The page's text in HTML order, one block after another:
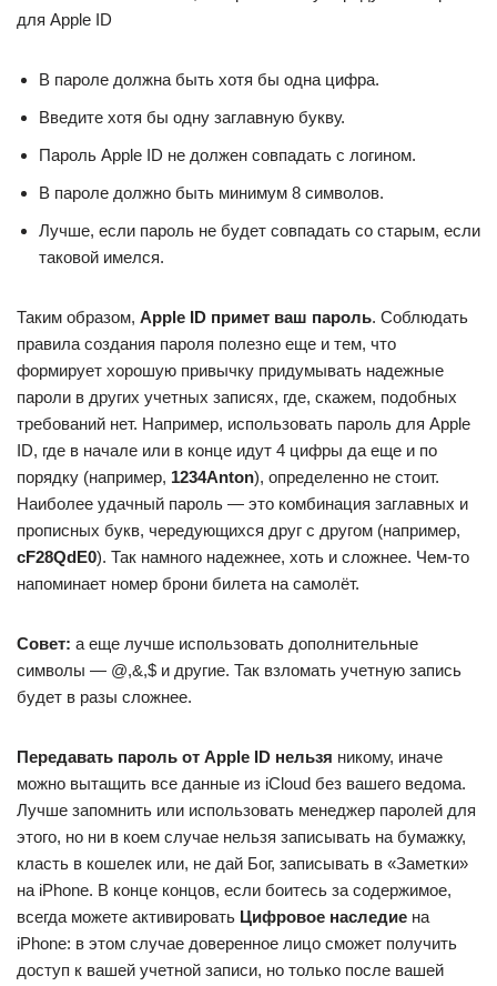
для Apple ID
В пароле должна быть хотя бы одна цифра.
Введите хотя бы одну заглавную букву.
Пароль Apple ID не должен совпадать с логином.
В пароле должно быть минимум 8 символов.
Лучше, если пароль не будет совпадать со старым, если
таковой имелся.
Таким образом, Apple ID примет ваш пароль. Соблюдать
правила создания пароля полезно еще и тем, что
формирует хорошую привычку придумывать надежные
пароли в других учетных записях, где, скажем, подобных
требований нет. Например, использовать пароль для Apple
ID, где в начале или в конце идут 4 цифры да еще и по
порядку (например, 1234Anton), определенно не стоит.
Наиболее удачный пароль — это комбинация заглавных и
прописных букв, чередующихся друг с другом (например,
cF28QdE0). Так намного надежнее, хоть и сложнее. Чем-то
напоминает номер брони билета на самолёт.
Совет: а еще лучше использовать дополнительные
символы — @,&,$ и другие. Так взломать учетную запись
будет в разы сложнее.
Передавать пароль от Apple ID нельзя никому, иначе
можно вытащить все данные из iCloud без вашего ведома.
Лучше запомнить или использовать менеджер паролей для
этого, но ни в коем случае нельзя записывать на бумажку,
класть в кошелек или, не дай Бог, записывать в «Заметки»
на iPhone. В конце концов, если боитесь за содержимое,
всегда можете активировать Цифровое наследие на
iPhone: в этом случае доверенное лицо сможет получить
доступ к вашей учетной записи, но только после вашей